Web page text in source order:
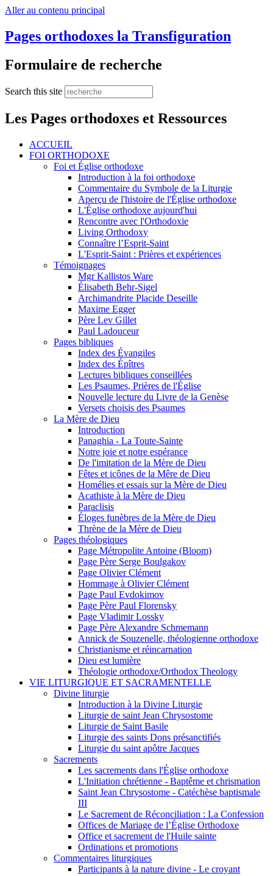
Aller au contenu principal
Pages orthodoxes la Transfiguration
Formulaire de recherche
Search this site
Les Pages orthodoxes et Ressources
ACCUEIL
FOI ORTHODOXE
Foi et Église orthodoxe
Introduction à la foi orthodoxe
Commentaire du Symbole de la Liturgie
Aperçu de l'histoire de l'Église orthodoxe
L'Église orthodoxe aujourd'hui
Rencontre avec l'Orthodoxie
Living Orthodoxy
Connaître l’Esprit-Saint
L'Esprit-Saint : Prières et expériences
Témoignages
Mgr Kallistos Ware
Élisabeth Behr-Sigel
Archimandrite Placide Deseille
Maxime Egger
Père Lev Gillet
Paul Ladouceur
Pages bibliques
Index des Évangiles
Index des Épîtres
Lectures bibliques conseillées
Les Psaumes, Prières de l'Église
Nouvelle lecture du Livre de la Genèse
Versets choisis des Psaumes
La Mère de Dieu
Introduction
Panaghia - La Toute-Sainte
Notre joie et notre espérance
De l'imitation de la Mère de Dieu
Fêtes et icônes de la Mêre de Dieu
Homélies et essais sur la Mère de Dieu
Acathiste à la Mère de Dieu
Paraclisis
Éloges funèbres de la Mère de Dieu
Thrène de la Mère de Dieu
Pages théologiques
Page Métropolite Antoine (Bloom)
Page Père Serge Boulgakov
Page Olivier Clément
Hommage à Olivier Clément
Page Paul Evdokimov
Page Père Paul Florensky
Page Vladimir Lossky
Page Père Alexandre Schmemann
Annick de Souzenelle, théologienne orthodoxe
Christianisme et réincarnation
Dieu est lumière
Théologie orthodoxe/Orthodox Theology
VIE LITURGIQUE ET SACRAMENTELLE
Divine liturgie
Introduction à la Divine Liturgie
Liturgie de saint Jean Chrysostome
Liturgie de Saint Basile
Liturgie des saints Dons présanctifiés
Liturgie du saint apôtre Jacques
Sacrements
Les sacrements dans l'Église orthodoxe
L'Initiation chrétienne - Baptême et chrismation
Saint Jean Chrysostome - Catéchèse baptismale
III
Le Sacrement de Réconciliation : La Confession
Offices de Mariage de l’Église Orthodoxe
Office et sacrement de l'Huile sainte
Ordinations et promotions
Commentaires liturgiques
Participants à la nature divine - Le croyant